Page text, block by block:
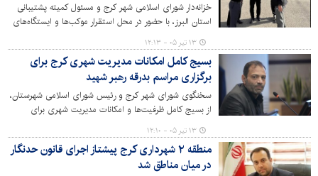
خزانه‌دار شورای اسلامی شهر کرج و مسئول کمیته پشتیبانی
استان البرز، با حضور در محل استقرار موکب‌ها و ایستگاه‌های
صلواتی، از روند آماده‌سازی و تجهیز این مراکز برای
خدمت‌رسانی به زائران رهبر شهید انقلاب بازدید کرد.
۱۳ تیر ۰۵ - ۱۲:۱۳
بسیج کامل امکانات مدیریت شهری کرج برای
برگزاری مراسم بدرقه رهبر شهید
سخنگوی شورای شهر کرج و رئیس شورای اسلامی شهرستان،
از بسیج کامل ظرفیت‌ها و امکانات مدیریت شهری برای
برگزاری مراسم بدرقه رهبر شهید انقلاب اسلامی خبر داد و با
دعوت از خانواده بزرگ مدیریت شهری و اقشار مختلف مردم
برای حضور در این آیین، بر آمادگی کامل کرج برای میزبانی از
شرکت‌کنندگان تأکید کرد.
۱۳ تیر ۰۵ - ۱۲:۱۰
منطقه ۲ شهرداری کرج پیشتاز اجرای قانون حدنگار
در میان مناطق شد